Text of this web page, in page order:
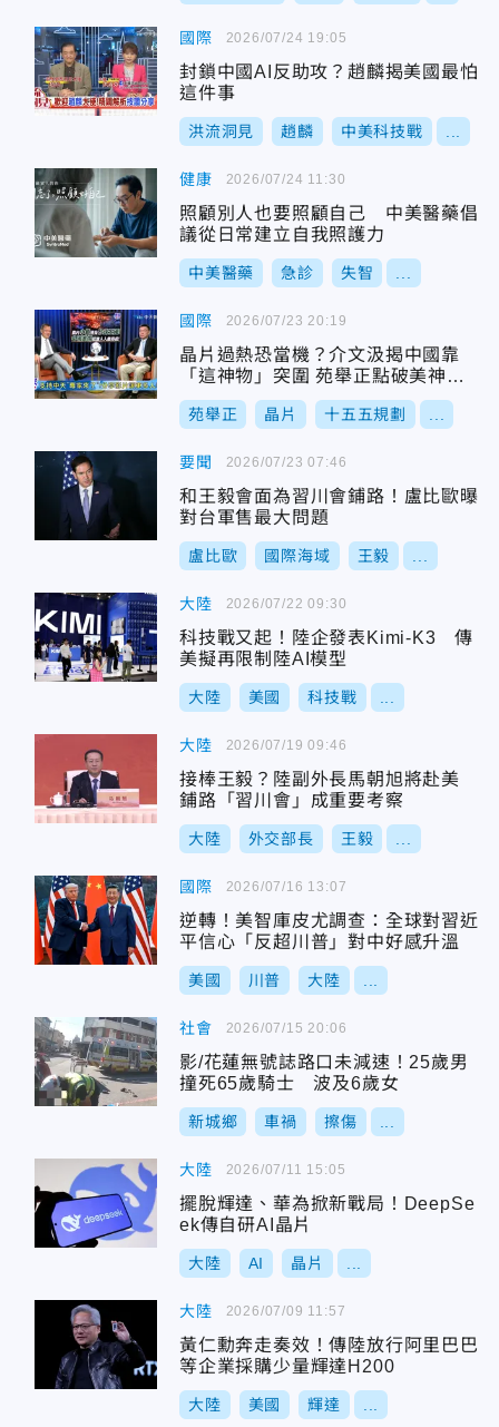
國際
封鎖中國AI反助攻？趙麟揭美國最怕
這件事
洪流洞見 趙麟 中美科技戰
2026/07/24 19:05
健康
照顧別人也要照顧自己 中美醫藥倡
議從日常建立自我照護力
中美醫藥 急診 失智
2026/07/24 11:30
國際
晶片過熱恐當機？介文汲揭中國靠
「這神物」突圍 苑舉正點破美神話
破滅
苑舉正 晶片 十五五規劃
2026/07/23 20:19
要聞
和王毅會面為習川會鋪路！盧比歐曝
對台軍售最大問題
盧比歐 國際海域 王毅
2026/07/23 07:46
大陸
科技戰又起！陸企發表Kimi-K3 傳
美擬再限制陸AI模型
大陸 美國 科技戰
2026/07/22 09:30
大陸
接棒王毅？陸副外長馬朝旭將赴美
鋪路「習川會」成重要考察
大陸 外交部長 王毅
2026/07/19 09:46
國際
逆轉！美智庫皮尤調查：全球對習近
平信心「反超川普」對中好感升溫
美國 川普 大陸
2026/07/16 13:07
社會
影/花蓮無號誌路口未減速！25歲男
撞死65歲騎士 波及6歲女
新城鄉 車禍 擦傷
2026/07/15 20:06
大陸
擺脫輝達、華為掀新戰局！DeepSe
ek傳自研AI晶片
大陸 AI 晶片
2026/07/11 15:05
大陸
黃仁勳奔走奏效！傳陸放行阿里巴巴
等企業採購少量輝達H200
大陸 美國 輝達
2026/07/09 11:57